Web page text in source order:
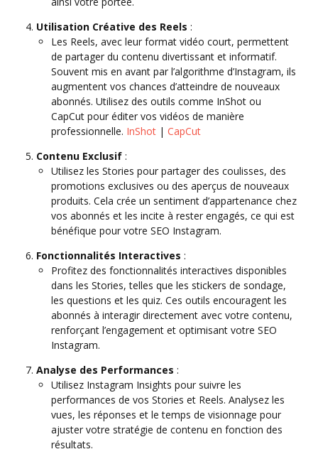
Utilisation Créative des Reels :
Les Reels, avec leur format vidéo court, permettent
de partager du contenu divertissant et informatif.
Souvent mis en avant par l’algorithme d’Instagram, ils
augmentent vos chances d’atteindre de nouveaux
abonnés. Utilisez des outils comme InShot ou
CapCut pour éditer vos vidéos de manière
professionnelle. InShot | CapCut
Contenu Exclusif :
Utilisez les Stories pour partager des coulisses, des
promotions exclusives ou des aperçus de nouveaux
produits. Cela crée un sentiment d’appartenance chez
vos abonnés et les incite à rester engagés, ce qui est
bénéfique pour votre SEO Instagram.
Fonctionnalités Interactives :
Profitez des fonctionnalités interactives disponibles
dans les Stories, telles que les stickers de sondage,
les questions et les quiz. Ces outils encouragent les
abonnés à interagir directement avec votre contenu,
renforçant l’engagement et optimisant votre SEO
Instagram.
Analyse des Performances :
Utilisez Instagram Insights pour suivre les
performances de vos Stories et Reels. Analysez les
vues, les réponses et le temps de visionnage pour
ajuster votre stratégie de contenu en fonction des
résultats.